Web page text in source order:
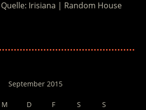
Quelle: Irisiana | Random House
September 2015
M D F S
S